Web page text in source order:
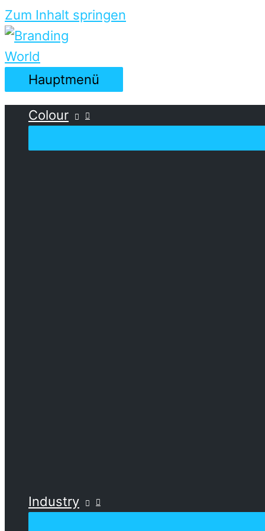
Zum Inhalt springen
Hauptmenü
Colour
Industry